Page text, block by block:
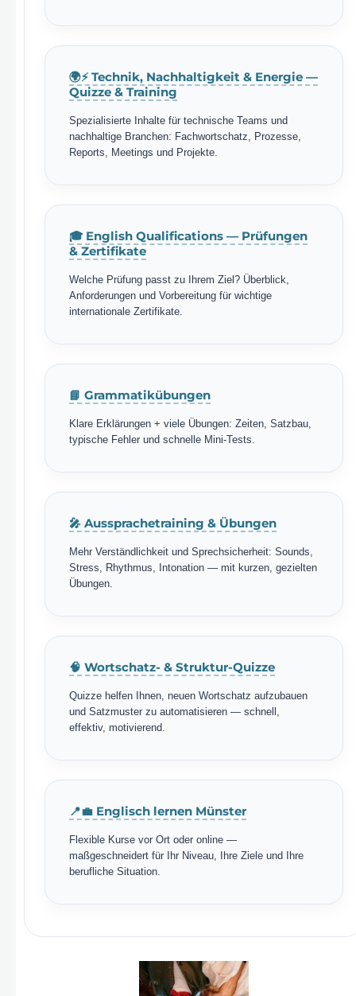
🌍⚡ Technik, Nachhaltigkeit & Energie —
Quizze & Training
Spezialisierte Inhalte für technische Teams und
nachhaltige Branchen: Fachwortschatz, Prozesse,
Reports, Meetings und Projekte.
🎓 English Qualifications — Prüfungen
& Zertifikate
Welche Prüfung passt zu Ihrem Ziel? Überblick,
Anforderungen und Vorbereitung für wichtige
internationale Zertifikate.
📘 Grammatikübungen
Klare Erklärungen + viele Übungen: Zeiten, Satzbau,
typische Fehler und schnelle Mini-Tests.
🎤 Aussprachetraining & Übungen
Mehr Verständlichkeit und Sprechsicherheit: Sounds,
Stress, Rhythmus, Intonation — mit kurzen, gezielten
Übungen.
🧠 Wortschatz- & Struktur-Quizze
Quizze helfen Ihnen, neuen Wortschatz aufzubauen
und Satzmuster zu automatisieren — schnell,
effektiv, motivierend.
📍💼 Englisch lernen Münster
Flexible Kurse vor Ort oder online —
maßgeschneidert für Ihr Niveau, Ihre Ziele und Ihre
berufliche Situation.